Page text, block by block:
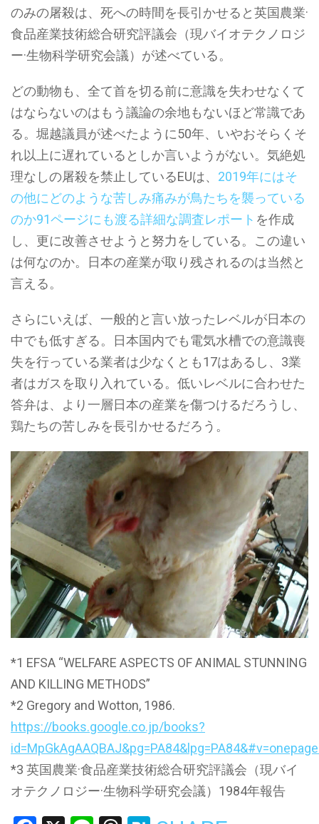
のみの屠殺は、死への時間を⻑引かせると英国農業·
⾷品産業技術総合研究評議会（現バイオテクノロジ
ー·生物科学研究会議）が述べている。
どの動物も、全て首を切る前に意識を失わせなくて
はならないのはもう議論の余地もないほど常識であ
る。堀越議員が述べたように50年、いやおそらくそ
れ以上に遅れているとしか言いようがない。気絶処
理なしの屠殺を禁止しているEUは、 2019年にはそ
の他にどのような苦しみ痛みが鳥たちを襲っている
のか91ページにも渡る詳細な調査レポート を作成
し、更に改善させようと努力をしている。この違い
は何なのか。日本の産業が取り残されるのは当然と
言える。
さらにいえば、一般的と言い放ったレベルが日本の
中でも低すぎる。日本国内でも電気水槽での意識喪
失を行っている業者は少なくとも17はあるし、3業
者はガスを取り入れている。低いレベルに合わせた
答弁は、より一層日本の産業を傷つけるだろうし、
鶏たちの苦しみを長引かせるだろう。
*1 EFSA “WELFARE ASPECTS OF ANIMAL STUNNING
AND KILLING METHODS”
*2 Gregory and Wotton, 1986.
https://books.google.co.jp/books?
*3 英国農業·⾷品産業技術総合研究評議会（現バイ
オテクノロジー·生物科学研究会議）1984年報告